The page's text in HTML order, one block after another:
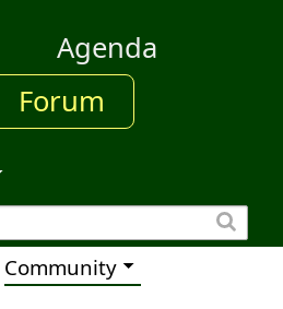
Agenda
Forum
Community